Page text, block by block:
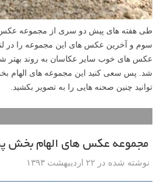
طی هفته های پیش دو سری از مجموعه عکس
سوم و آخرین عکس های این مجموعه را در
عکس های خوب سایر عکاسان به روند بهتر
شد. پس سعی کنید این مجموعه های الهام
توانید چنین صحنه هایی را به تصویر بکشید.
مجموعه عکس های الهام بخش
نوشته شده در ۲۲ اردیبهشت ۱۳۹۳